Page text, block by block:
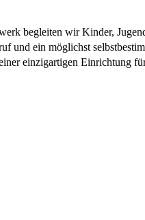
begleiten wir Kinder,
ein möglichst
einzigartigen Einrichtung